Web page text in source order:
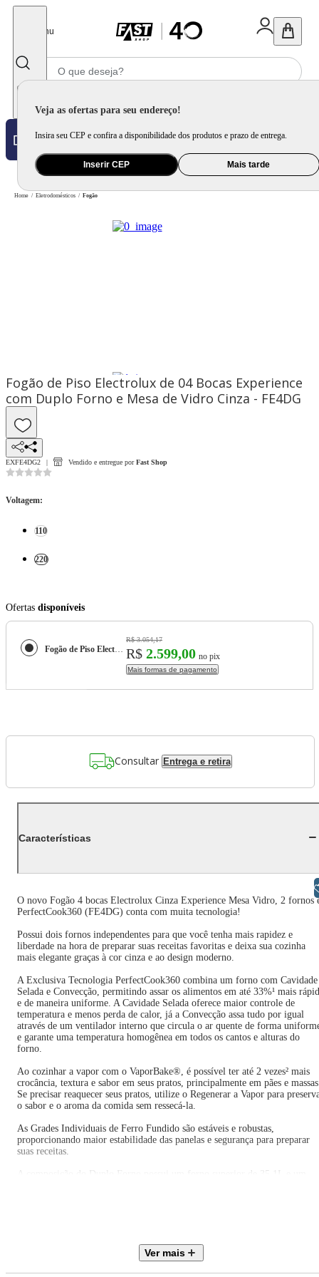
Menu
Veja as ofertas para seu endereço!
Insira seu CEP e confira a disponibilidade dos produtos e prazo de entrega.
Inserir CEP Mais tarde
Home / Eletrodomésticos / Fogão
Fogão de Piso Electrolux de 04 Bocas Experience
com Duplo Forno e Mesa de Vidro Cinza - FE4DG
EXFE4DG2 Vendido e entregue por Fast Shop
Voltagem:
110
220
Ofertas disponíveis
R$ 3.054,17
R$ 2.599,00 no pix
Mais formas de pagamento
Consultar Entrega e retira
Características
O novo Fogão 4 bocas Electrolux Cinza Experience Mesa Vidro, 2 fornos
PerfectCook360 (FE4DG) conta com muita tecnologia!
Possui dois fornos independentes para que você tenha mais rapidez e
liberdade na hora de preparar suas receitas favoritas e deixa sua cozinha
mais elegante graças à cor cinza e ao design moderno.
A Exclusiva Tecnologia PerfectCook360 combina um forno com Cavidade
Selada e Convecção, permitindo assar os alimentos em até 33%¹ mais
e de maneira uniforme. A Cavidade Selada oferece maior controle de
temperatura e menos perda de calor, já a Convecção assa tudo por igual
através de um ventilador interno que circula o ar quente de forma
e garante uma temperatura homogênea em todos os cantos e alturas do
forno.
Ao cozinhar a vapor com o VaporBake®, é possível ter até 2 vezes² mais
crocância, textura e sabor em seus pratos, principalmente em pães e
Se precisar reaquecer seus pratos, utilize o Regenerar a Vapor para
o sabor e o aroma da comida sem ressecá-la.
As Grades Individuais de Ferro Fundido são estáveis e robustas,
proporcionando maior estabilidade das panelas e segurança para preparar
suas receitas.
A composição do Duplo Forno possui um forno superior de 35,1L e um
cozinha com uma superfície lisa e resistente. E você pode obter 2 anos de
garantia3 registrando seu produto em nosso site.
Ver mais